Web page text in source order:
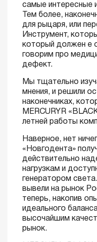
самые интересные
Тем более,
для рыцаря, или
Инструмент,
который должен е
говорим про
дефект.
Мы тщательно
мнения, и решили
наконечниках,
MERCURYR
летней работы
Наверное, нет
«Новгодента»
действительно
нагрузкам и
генератором
вывели на рынок
теперь, накопив
идеального
высочайшим
рынок.